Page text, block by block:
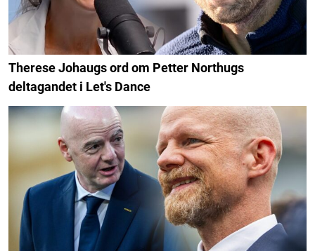
Therese Johaugs ord om Petter Northugs
deltagandet i Let's Dance